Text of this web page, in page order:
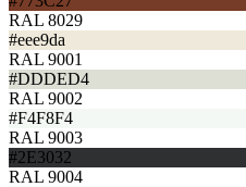
RAL 8029
#eee9da
RAL 9001
#DDDED4
RAL 9002
#F4F8F4
RAL 9003
#2E3032
RAL 9004